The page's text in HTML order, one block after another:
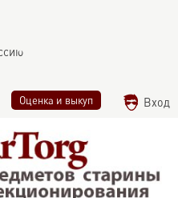
Оценка и выкуп Вход